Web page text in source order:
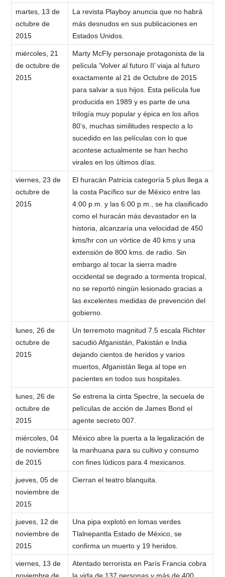
martes, 13 de
octubre de
2015
La revista Playboy anuncia que no habrá
más desnudos en sus publicaciones en
Estados Unidos.
miércoles, 21
de octubre de
2015
Marty McFly personaje protagonista de la
película ‘Volver al futuro II’ viaja al futuro
exactamente al 21 de Octubre de 2015
para salvar a sus hijos. Esta película fue
producida en 1989 y es parte de una
trilogía muy popular y épica en los años
80’s, muchas similitudes respecto a lo
sucedido en las películas con lo que
acontese actualmente se han hecho
virales en los últimos días.
viernes, 23 de
octubre de
2015
El huracán Patricia categoría 5 plus llega a
la costa Pacífico sur de México entre las
4:00 p.m. y las 6:00 p.m., se ha clasificado
como el huracán más devastador en la
historia, alcanzaría una velocidad de 450
kms/hr con un vórtice de 40 kms y una
extensión de 800 kms. de radio. Sin
embargo al tocar la sierra madre
occidental se degrado a tormenta tropical,
no se reportó ningún lesionado gracias a
las excelentes medidas de prevención del
gobierno.
lunes, 26 de
octubre de
2015
Un terremoto magnitud 7.5 escala Richter
sacudió Afganistán, Pakistán e India
dejando cientos de heridos y varios
muertos, Afganistán llega al tope en
pacientes en todos sus hospitales.
lunes, 26 de
octubre de
2015
Se estrena la cinta Spectre, la secuela de
películas de acción de James Bond el
agente secreto 007.
miércoles, 04
de noviembre
de 2015
México abre la puerta a la legalización de
la marihuana para su cultivo y consumo
con fines lúdicos para 4 mexicanos.
jueves, 05 de
noviembre de
2015
Cierran el teatro blanquita.
jueves, 12 de
noviembre de
2015
Una pipa explotó en lomas verdes
Tlalnepantla Estado de México, se
confirma un muerto y 19 heridos.
viernes, 13 de
Atentado terrorista en París Francia cobra